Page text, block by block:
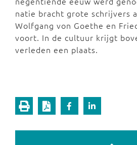
natie bracht grote schrijvers
Wolfgang von Goethe en
voort. In de cultuur krijgt
verleden een plaats.